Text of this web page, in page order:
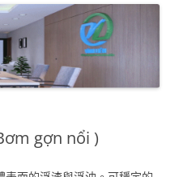
gợn nổi )